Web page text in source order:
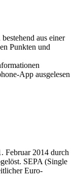
aus einer
Punkten und
App ausgelesen
Februar 2014 durch
SEPA (Single
Euro-